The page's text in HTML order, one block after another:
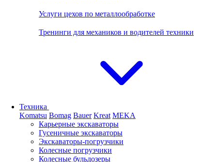
Услуги цехов по металлообработке
Тренинги для механиков и водителей техники
Техника
Komatsu Bomag Bauer Kreat MEKA
Карьерные экскаваторы
Гусеничные экскаваторы
Экскаваторы-погрузчики
Колесные погрузчики
Колесные бульдозеры